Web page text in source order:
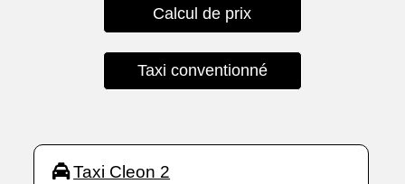
Calcul de prix
Taxi conventionné
Taxi Cleon 2